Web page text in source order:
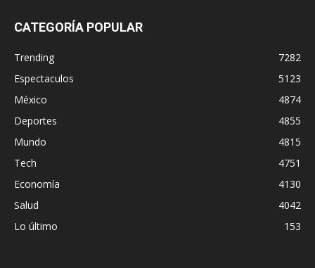
CATEGORÍA POPULAR
Trending
7282
Espectaculos
5123
México
4874
Deportes
4855
Mundo
4815
Tech
4751
Economía
4130
Salud
4042
Lo último
153